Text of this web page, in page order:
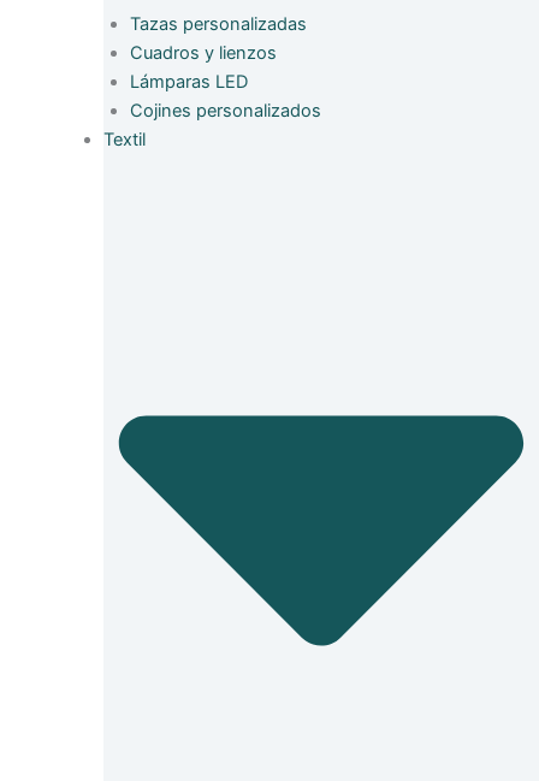
Tazas personalizadas
Cuadros y lienzos
Lámparas LED
Cojines personalizados
Textil